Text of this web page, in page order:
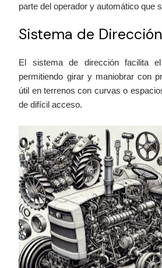
parte del operador y automático que
Sistema de Dirección
El sistema de dirección facilita
permitiendo girar y maniobrar con
útil en terrenos con curvas o
de difícil acceso.